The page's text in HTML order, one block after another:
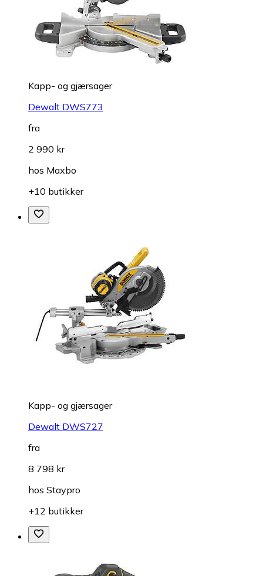
Kapp- og gjærsager
Dewalt DWS773
fra
2 990 kr
hos Maxbo
+10 butikker
Kapp- og gjærsager
Dewalt DWS727
fra
8 798 kr
hos Staypro
+12 butikker